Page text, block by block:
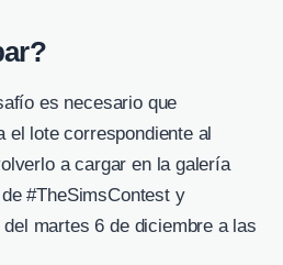
es necesario que
el lote correspondiente al
a cargar en la galería
#TheSimsContest y
martes 6 de diciembre a las